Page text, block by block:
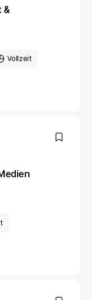
&
Vollzeit